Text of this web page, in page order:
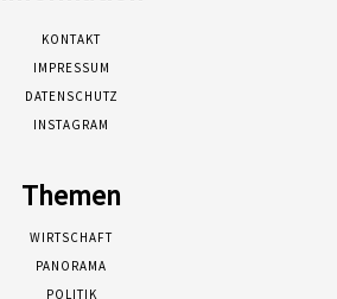
KONTAKT
IMPRESSUM
DATENSCHUTZ
INSTAGRAM
Themen
WIRTSCHAFT
PANORAMA
POLITIK